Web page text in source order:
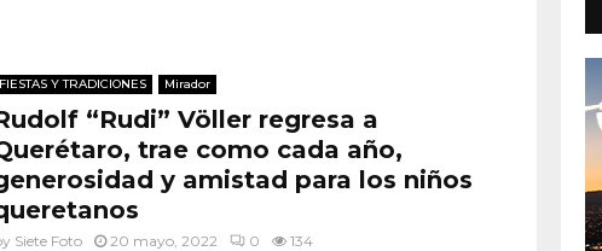
FIESTAS Y TRADICIONES Mirador
“Rudi” Völler regresa a
trae como cada año,
y amistad para los niños
Siete Foto 20 mayo, 2022 0 134